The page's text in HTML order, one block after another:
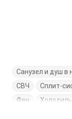
Санузел и душ
СВЧ
Сплит-
Фен